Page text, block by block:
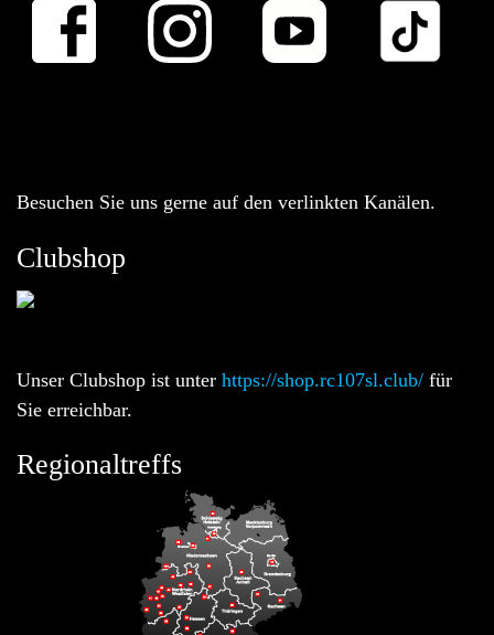
Besuchen Sie uns gerne auf den verlinkten Kanälen.
Clubshop
Unser Clubshop ist unter https://shop.rc107sl.club/ für
Sie erreichbar.
Regionaltreffs